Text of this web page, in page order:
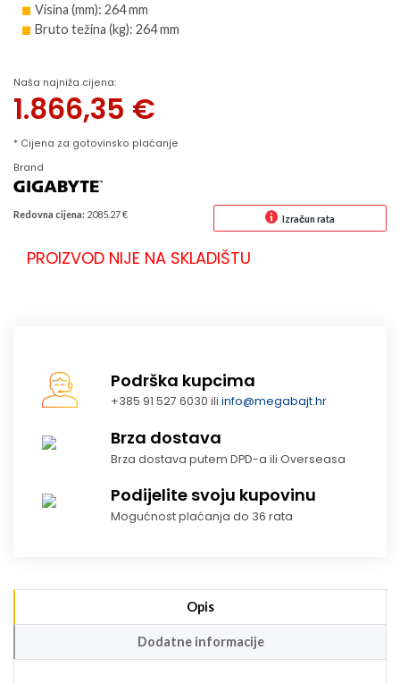
Visina (mm): 264 mm
Bruto težina (kg): 264 mm
Naša najniža cijena:
1.866,35 €
* Cijena za gotovinsko plaćanje
Brand
Redovna cijena: 2085.27 € Izračun rata
PROIZVOD NIJE NA SKLADIŠTU
Podrška kupcima
+385 91 527 6030 iliinfo@megabajt.hr
Brza dostava
Brza dostava putem DPD-a ili Overseasa
Podijelite svoju kupovinu
Mogućnost plaćanja do 36 rata
Opis
Dodatne informacije